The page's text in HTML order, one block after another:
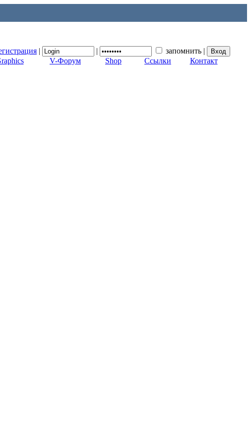
| | запомнить |
V-Форум Shop Ссылки Контакт